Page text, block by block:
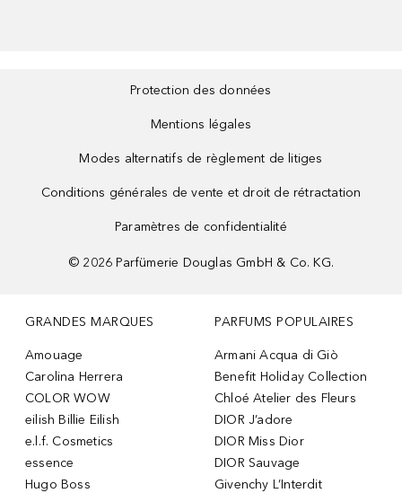
Protection des données
Mentions légales
Modes alternatifs de règlement de litiges
Conditions générales de vente et droit de rétractation
Paramètres de confidentialité
© 2026 Parfümerie Douglas GmbH & Co. KG.
GRANDES MARQUES
Amouage
Carolina Herrera
COLOR WOW
eilish Billie Eilish
e.l.f. Cosmetics
essence
Hugo Boss
PARFUMS POPULAIRES
Armani Acqua di Giò
Benefit Holiday Collection
Chloé Atelier des Fleurs
DIOR J’adore
DIOR Miss Dior
DIOR Sauvage
Givenchy L’Interdit